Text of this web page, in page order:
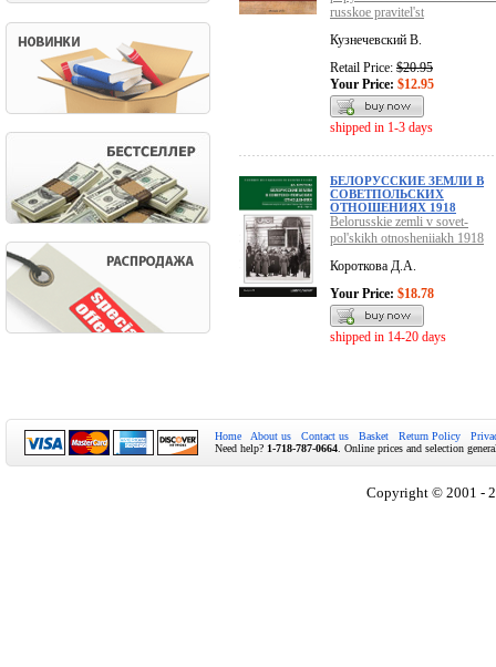
russkoe pravitel'st
Кузнечевский В.
Retail Price: $20.95
Your Price: $12.95
shipped in 1-3 days
БЕЛОРУССКИЕ ЗЕМЛИ В
СОВЕТ­ПОЛЬСКИХ
ОТНОШЕНИЯХ 1918
Belorusskie zemli v sovet­
pol'skikh otnosheniiakh 1918
Короткова Д.А.
Your Price: $18.78
shipped in 14-20 days
Home About us Contact us Basket Return Policy
Need help? 1-718-787-0664 . Online prices and selection
Copyright © 2001 -